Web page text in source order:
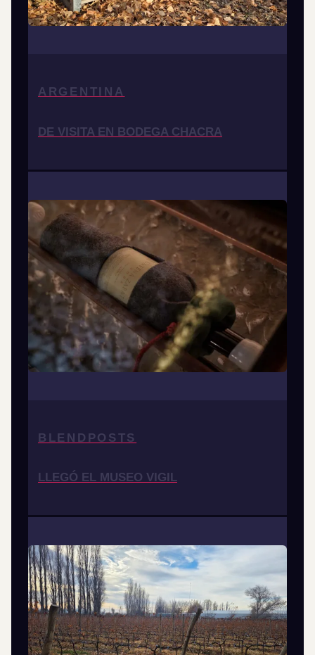
ARGENTINA
DE VISITA EN BODEGA CHACRA
BLENDPOSTS
LLEGÓ EL MUSEO VIGIL